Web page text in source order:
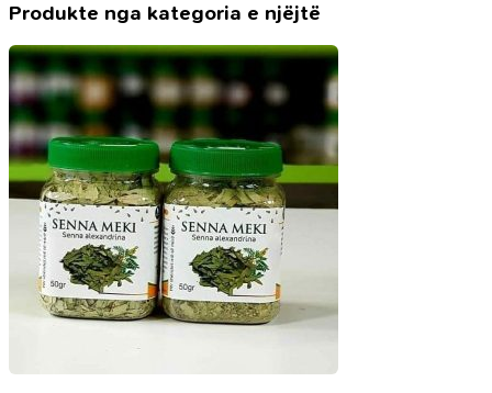
Produkte nga kategoria e njëjtë